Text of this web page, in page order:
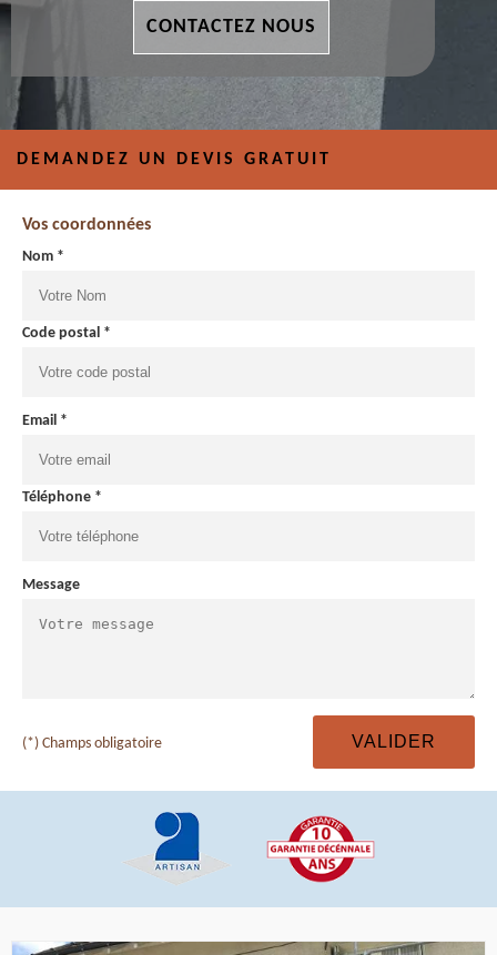
CONTACTEZ NOUS
DEMANDEZ UN DEVIS GRATUIT
Vos coordonnées
Nom *
Code postal *
Email *
Téléphone *
Message
(*) Champs obligatoire